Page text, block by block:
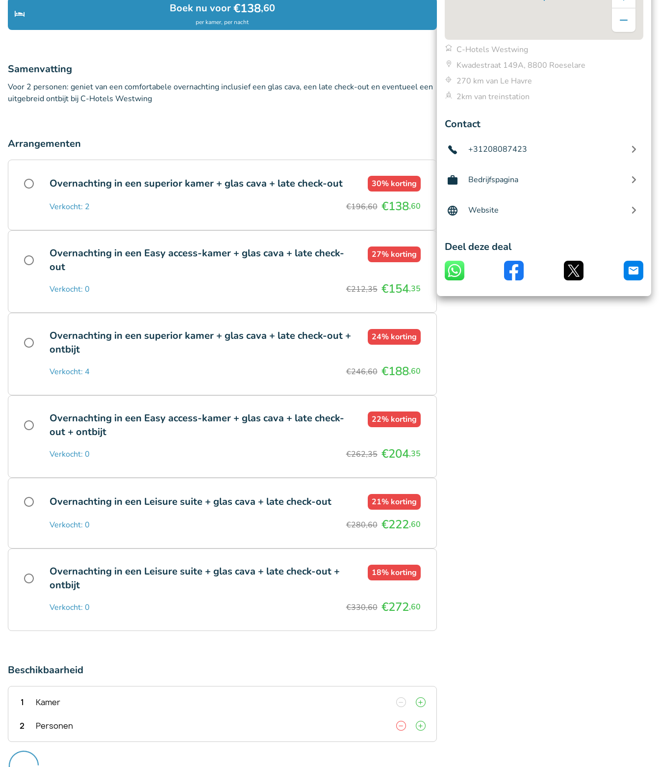
Boek nu voor€138,60
per kamer, per nacht
Samenvatting
Voor 2 personen: geniet van een comfortabele overnachting inclusief een glas cava, een late check-out en eventueel een
uitgebreid ontbijt bij C-Hotels Westwing
Arrangementen
Overnachting in een superior kamer + glas cava + late check-out 30% korting
Verkocht: 2 €196,60 €138,60
Overnachting in een Easy access-kamer + glas cava + late check-
out
27% korting
Verkocht: 0 €212,35 €154,35
Overnachting in een superior kamer + glas cava + late check-out +
ontbijt
24% korting
Verkocht: 4 €246,60 €188,60
Overnachting in een Easy access-kamer + glas cava + late check-
out + ontbijt
22% korting
Verkocht: 0 €262,35 €204,35
Overnachting in een Leisure suite + glas cava + late check-out 21% korting
Verkocht: 0 €280,60 €222,60
Overnachting in een Leisure suite + glas cava + late check-out +
ontbijt
18% korting
Verkocht: 0 €330,60 €272,60
Beschikbaarheid
1 Kamer
2 Personen
C-Hotels Westwing
Kwadestraat 149A, 8800 Roeselare
270 km van Le Havre
2km van treinstation
Contact
+31208087423
Bedrijfspagina
Website
Deel deze deal